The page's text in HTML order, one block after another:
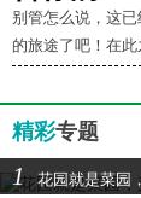
别管怎么说，这
的旅途了吧！在此
精彩专题
1 花园就是菜园